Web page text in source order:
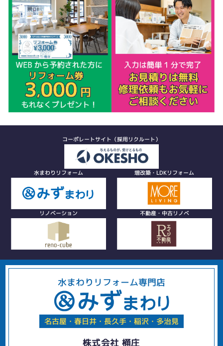
コーポレートサイト（採用リクルート）
水まわりリフォーム 増改築・LDKリフォーム
リノベーション 不動産・中古リノベ
水まわりリフォーム専門店
名古屋・春日井・長久手・稲沢・多治見
株式会社 桶庄